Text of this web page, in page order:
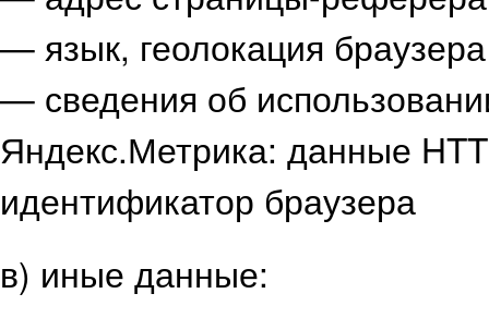
— язык, геолокация
— сведения об
Яндекс.Метрика: данные
идентификатор браузера
в) иные данные: